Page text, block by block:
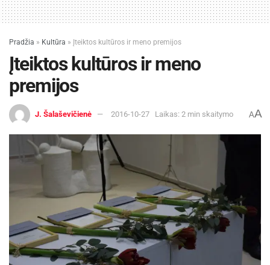
Pradžia » Kultūra » Įteiktos kultūros ir meno premijos
Įteiktos kultūros ir meno
premijos
J. Šalaševičienė 2016-10-27 Laikas: 2 min skaitymo AA